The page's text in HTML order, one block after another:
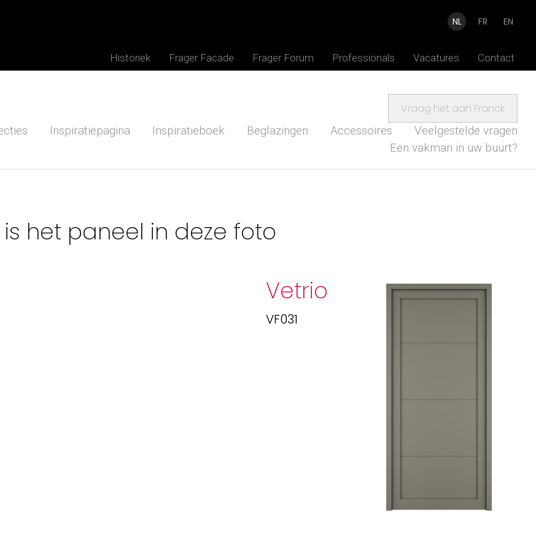
NL FR EN
Historiek Frager Facade Frager Forum Professionals Vacatures Contact
Vraag het aan Franck
Inspiratiepagina Inspiratieboek Beglazingen Accessoires
Veelgestelde vragen
Een vakman in uw buurt?
is het paneel in deze foto
Vetrio
VF031